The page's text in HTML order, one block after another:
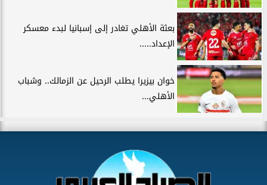
بعثة الأهلي تغادر إلى إسبانيا لبدء معسكر
الإعداد.....
خوان بيزيرا يطلب الرحيل عن الزمالك.. وشباب
الأهلي...